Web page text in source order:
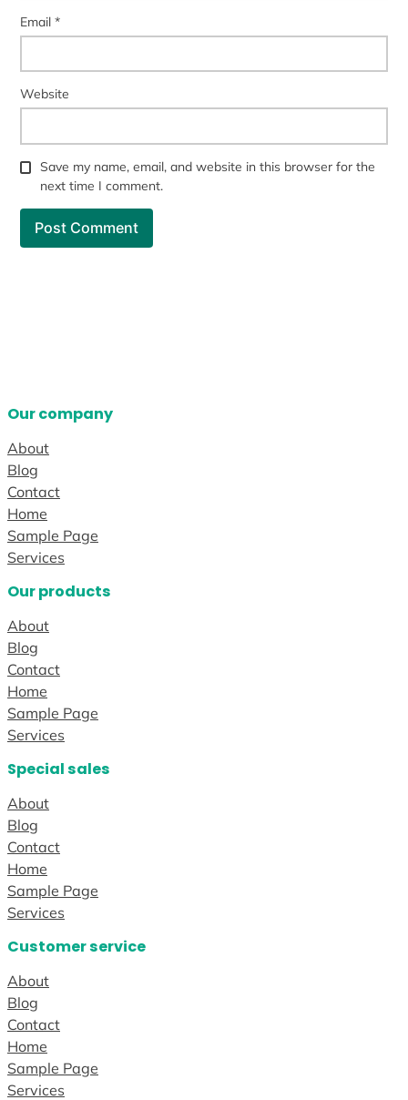
Email*
Website
Save my name, email, and website in this browser for the
next time I comment.
Our company
About
Blog
Contact
Home
Sample Page
Services
Our products
About
Blog
Contact
Home
Sample Page
Services
Special sales
About
Blog
Contact
Home
Sample Page
Services
Customer service
About
Blog
Contact
Home
Sample Page
Services